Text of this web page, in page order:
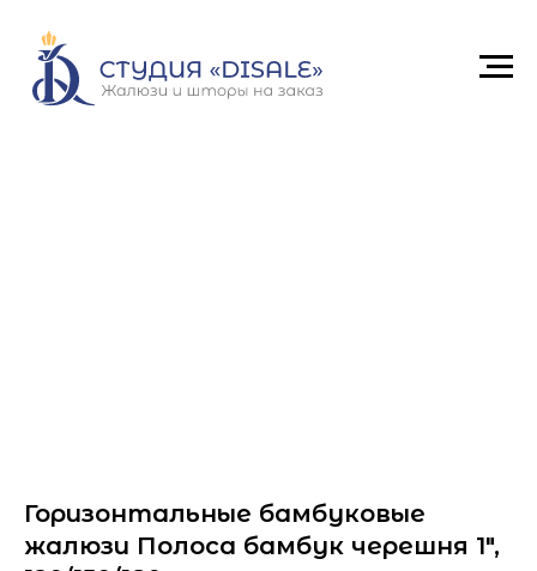
Горизонтальные бамбуковые
жалюзи Полоса бамбук черешня 1",